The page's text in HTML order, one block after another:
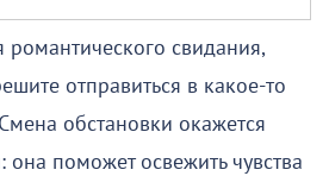
романтического свидания,
отправиться в какое-то
обстановки окажется
поможет освежить чувства